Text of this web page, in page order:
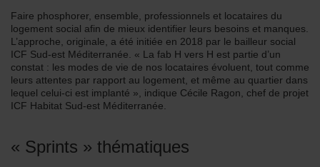
Faire phosphorer, ensemble, professionnels et locataires du
logement social afin de mieux identifier leurs besoins et manques.
L’approche, originale, a été initiée en 2018 par le bailleur social
ICF Sud-est Méditerranée. « La fab H vers H est partie d’un
constat : les modes de vie de nos locataires évoluent, tout comme
leurs attentes par rapport au logement, et même au quartier dans
lequel celui-ci est implanté », indique Cécile Ragon, chef de projet
ICF Habitat Sud-est Méditerranée.
« Sprints » thématiques